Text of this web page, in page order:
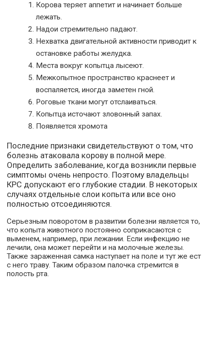
Корова теряет аппетит и начинает больше
лежать.
Надои стремительно падают.
Нехватка двигательной активности приводит к
остановке работы желудка.
Места вокруг копытца лысеют.
Межкопытное пространство краснеет и
воспаляется, иногда заметен гной.
Роговые ткани могут отслаиваться.
Копытца источают зловонный запах.
Появляется хромота
Последние признаки свидетельствуют о том, что
болезнь атаковала корову в полной мере.
Определить заболевание, когда возникли первые
симптомы очень непросто. Поэтому владельцы
КРС допускают его глубокие стадии. В некоторых
случаях отдельные слои копыта или все оно
полностью отсоединяются.
Серьезным поворотом в развитии болезни является то,
что копыта животного постоянно соприкасаются с
выменем, например, при лежании. Если инфекцию не
лечили, она может перейти и на молочные железы.
Также зараженная самка наступает на поле и тут же ест
с него траву. Таким образом палочка стремится в
полость рта.